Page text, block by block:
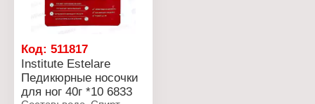
Код: 511817
Institute Estelare
Педикюрные носочки
для ног 40г *10 6833